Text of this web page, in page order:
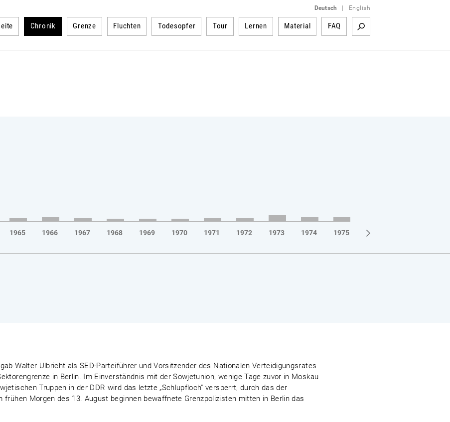
Deutsch English
Chronik Grenze Fluchten Todesopfer Tour Lernen Material FAQ
1965 1966 1967 1968 1969 1970 1971 1972 1973 1974 1975 1976
Walter Ulbricht als SED-Parteiführer und Vorsitzender des Nationalen Verteidigungsrates
in Berlin. Im Einverständnis mit der Sowjetunion, wenige Tage zuvor in Moskau
Truppen in der DDR wird das letzte „Schlupfloch" versperrt, durch das der
Morgen des 13. August beginnen bewaffnete Grenzpolizisten mitten in Berlin das